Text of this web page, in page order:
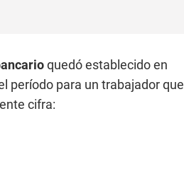
quedó establecido en
período para un trabajador que
cifra: